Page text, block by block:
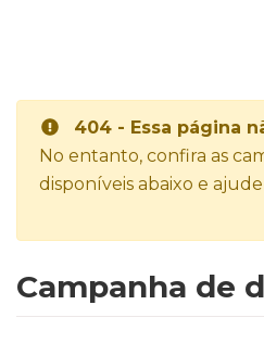
404 - Essa página
No entanto, confira as
disponíveis abaixo e ajude
Campanha de